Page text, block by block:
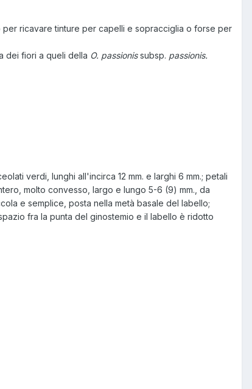
ricavare tinture per capelli e sopracciglia o forse per
dei fiori a queli della O. passionissubsp. passionis.
verdi, lunghi all'incirca 12 mm. e larghi 6 mm.; petali
molto convesso, largo e lungo 5-6 (9) mm., da
e semplice, posta nella metà basale del labello;
fra la punta del ginostemio e il labello è ridotto